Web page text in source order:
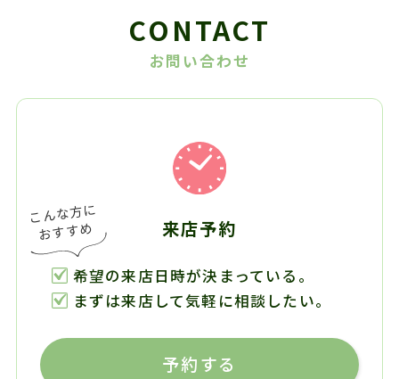
CONTACT
お問い合わせ
来店予約
希望の来店日時が決まっている。
まずは来店して気軽に相談したい。
予約する